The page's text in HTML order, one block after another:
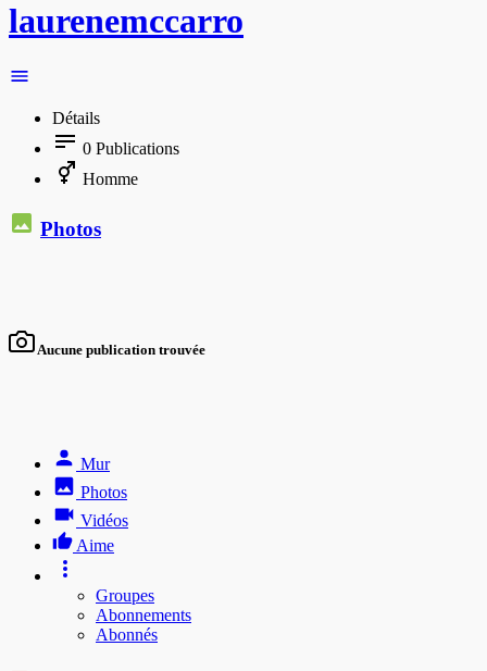
laurenemccarro
Détails
0 Publications
Homme
Photos
Aucune publication trouvée
Mur
Photos
Vidéos
Aime
Groupes
Abonnements
Abonnés